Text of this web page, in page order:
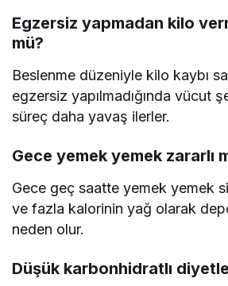
Egzersiz yapmadan kilo
mü?
Beslenme düzeniyle kilo kaybı
egzersiz yapılmadığında vücut
süreç daha yavaş ilerler.
Gece yemek yemek zararlı
Gece geç saatte yemek yemek
ve fazla kalorinin yağ olarak
neden olur.
Düşük karbonhidratlı